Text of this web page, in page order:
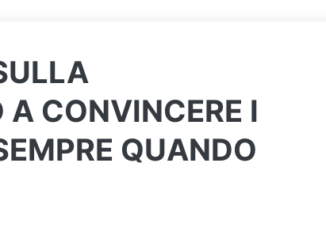
CONVINCERE I
QUANDO